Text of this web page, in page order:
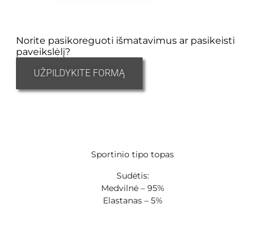
Sportinio tipo topas
Sudėtis:
Medvilnė – 95%
Elastanas – 5%
Norite pasikoreguoti išmatavimus ar pasikeisti
paveikslėlį?
UŽPILDYKITE FORMĄ